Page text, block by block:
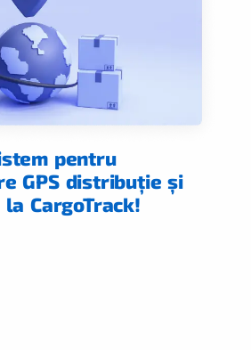
pentru
GPS distribuție și
CargoTrack!